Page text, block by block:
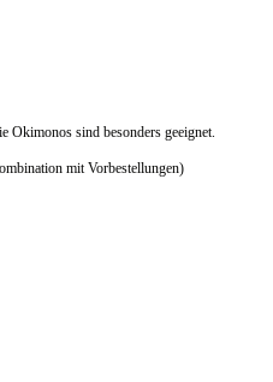
Okimonos sind besonders geeignet.
mit Vorbestellungen)